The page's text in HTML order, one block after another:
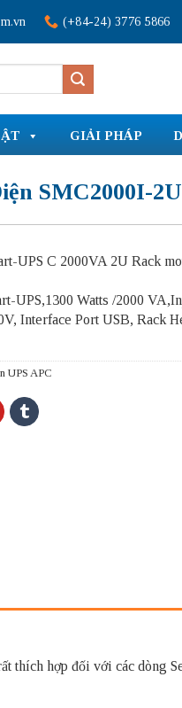
(+84-24) 3776 5866
GIẢI PHÁP
SMC2000I-2U
UPS C 2000VA 2U Rack
UPS,1300 Watts /2000
Interface Port USB, Rack
UPS APC
thích hợp đối với các dòng